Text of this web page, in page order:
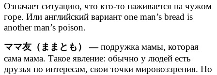
Означает ситуацию, что кто-то наживается на чужом
горе. Или английский вариант one man’s bread is
another man’s poison.
ママ友（ままとも） —подружка мамы, которая
сама мама. Такое явление: обычно у людей есть
друзья по интересам, свои точки мировоззрения. Но